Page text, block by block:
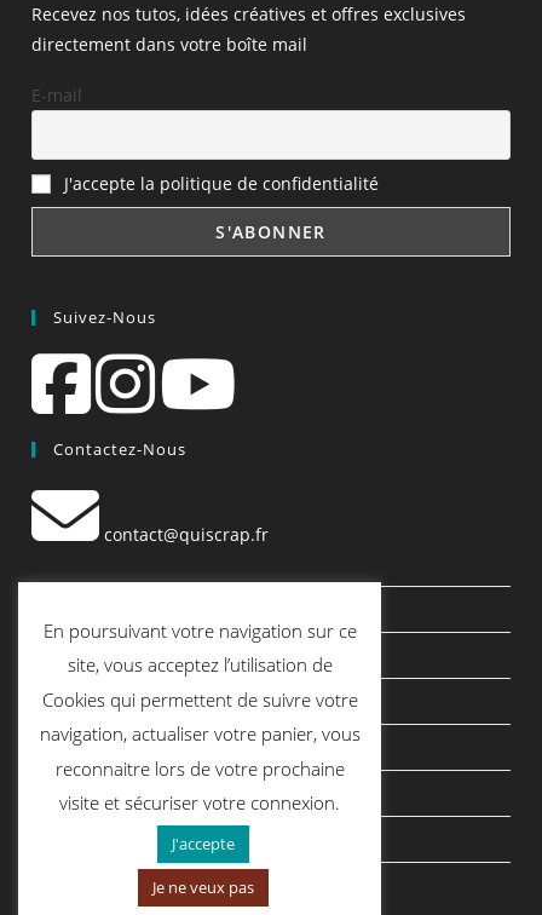
Recevez nos tutos, idées créatives et offres exclusives
directement dans votre boîte mail
E-mail
J'accepte la politique de confidentialité
Suivez-Nous
Contactez-Nous
contact@quiscrap.fr
Le Blog
Conditions générales de vente
Mentions légales
Politique de confidentialité
politique de cookies
En poursuivant votre navigation sur ce
site, vous acceptez l’utilisation de
Cookies qui permettent de suivre votre
navigation, actualiser votre panier, vous
reconnaitre lors de votre prochaine
visite et sécuriser votre connexion.
J'accepte
Je ne veux pas